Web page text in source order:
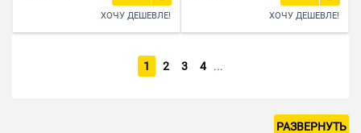
ХОЧУ ДЕШЕВЛЕ! ХОЧУ ДЕШЕВЛЕ!
1 2 3 4 ...
РАЗВЕРНУТЬ